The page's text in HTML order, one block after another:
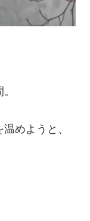
めようと、